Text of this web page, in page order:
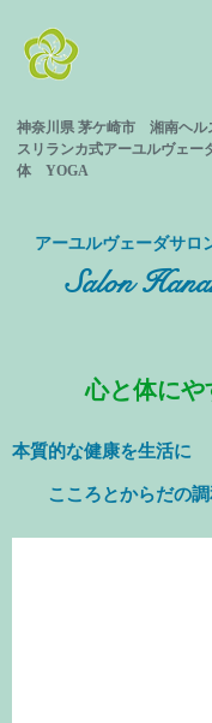
神奈川県 茅ケ崎市 湘南ヘル
スリランカ式アーユルヴェ
体 YOGA
アーユルヴェーダサ
Salon
心と体にや
本質的な健康を生活に
こころとからだの調